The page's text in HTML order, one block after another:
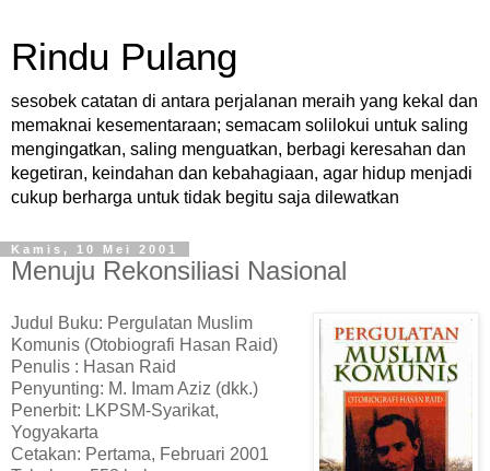
Rindu Pulang
sesobek catatan di antara perjalanan meraih yang kekal dan
memaknai kesementaraan; semacam solilokui untuk saling
mengingatkan, saling menguatkan, berbagi keresahan dan
kegetiran, keindahan dan kebahagiaan, agar hidup menjadi
cukup berharga untuk tidak begitu saja dilewatkan
Kamis, 10 Mei 2001
Menuju Rekonsiliasi Nasional
Judul Buku: Pergulatan Muslim
Komunis (Otobiografi Hasan Raid)
Penulis : Hasan Raid
Penyunting: M. Imam Aziz (dkk.)
Penerbit: LKPSM-Syarikat,
Yogyakarta
Cetakan: Pertama, Februari 2001